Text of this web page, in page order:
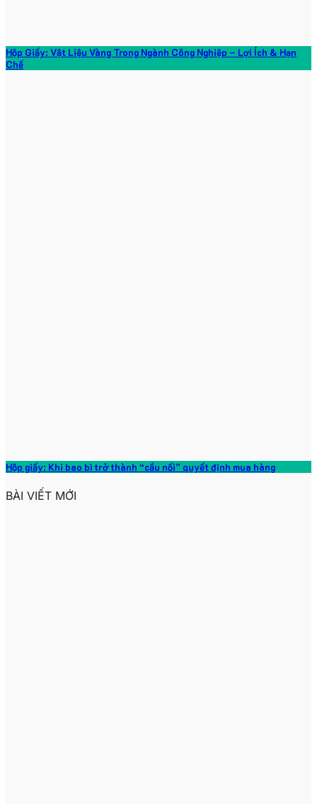
Hộp Giấy: Vật Liệu Vàng Trong Ngành Công Nghiệp – Lợi Ích & Hạn
Chế
Hộp giấy: Khi bao bì trở thành “cầu nối” quyết định mua hàng
BÀI VIẾT MỚI